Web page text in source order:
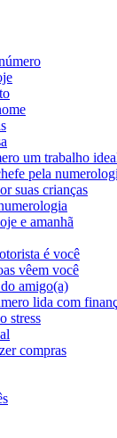
um trabalho
pela
suas crianças
e amanhã
é você
vêem você
amigo(a)
lida com
stress
compras